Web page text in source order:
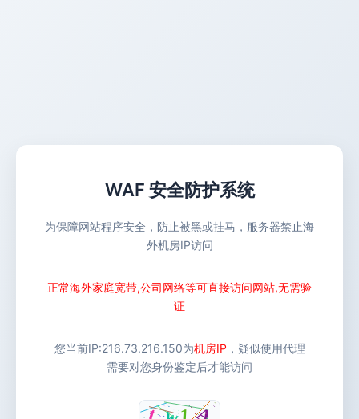
WAF 安全防护系统
为保障网站程序安全，防止被黑或挂马，服务器禁止海
外机房IP访问
正常海外家庭宽带,公司网络等可直接访问网站,无需验
证
您当前IP:216.73.216.150为机房IP ，疑似使用代理
需要对您身份鉴定后才能访问